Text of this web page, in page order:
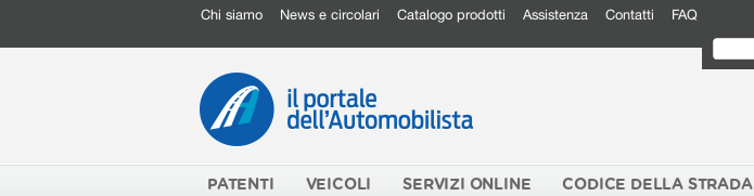
Chi siamo News e circolari Catalogo prodotti Assistenza Contatti FAQ
PATENTI VEICOLI SERVIZI ONLINE CODICE DELLA STRADA